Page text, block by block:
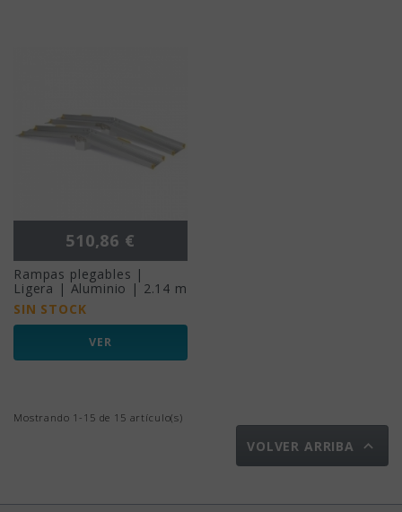
Precio
510,86 €
Rampas plegables |
Ligera | Aluminio | 2.14 m
SIN STOCK
VER
Mostrando 1-15 de 15 artículo(s)
VOLVER ARRIBA 